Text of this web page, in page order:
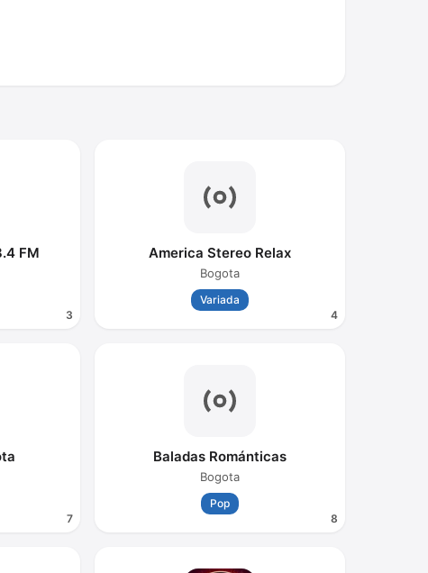
3
FM
4
America Stereo Relax
Bogota
Variada
7
8
Baladas Románticas
Bogota
Pop